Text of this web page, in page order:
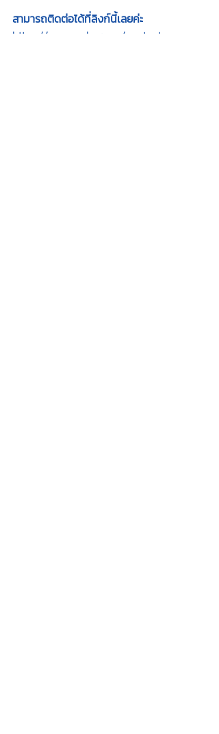
สามารถติดต่อได้ที่ลิงก์นี้เลยค่ะ
https://www.noburo.co/contactus